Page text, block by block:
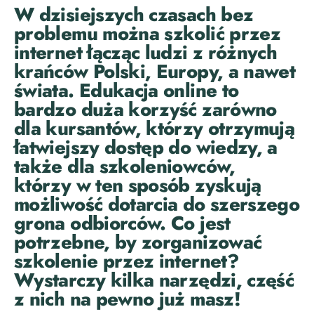
W dzisiejszych czasach bez
problemu można szkolić przez
internet łącząc ludzi z różnych
krańców Polski, Europy, a nawet
świata. Edukacja online to
bardzo duża korzyść zarówno
dla kursantów, którzy otrzymują
łatwiejszy dostęp do wiedzy, a
także dla szkoleniowców,
którzy w ten sposób zyskują
możliwość dotarcia do szerszego
grona odbiorców. Co jest
potrzebne, by zorganizować
szkolenie przez internet?
Wystarczy kilka narzędzi, część
z nich na pewno już masz!